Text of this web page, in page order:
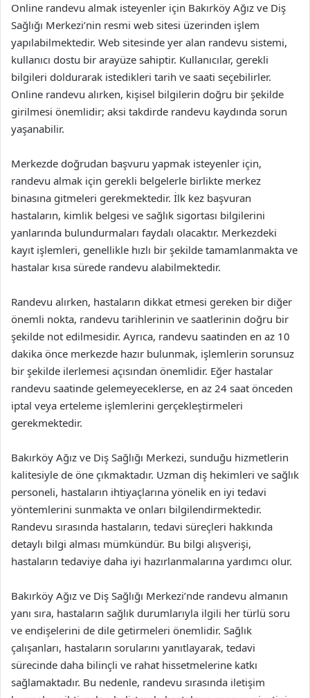
Online randevu almak isteyenler için Bakırköy Ağız ve Diş
Sağlığı Merkezi’nin resmi web sitesi üzerinden işlem
yapılabilmektedir. Web sitesinde yer alan randevu sistemi,
kullanıcı dostu bir arayüze sahiptir. Kullanıcılar, gerekli
bilgileri doldurarak istedikleri tarih ve saati seçebilirler.
Online randevu alırken, kişisel bilgilerin doğru bir şekilde
girilmesi önemlidir; aksi takdirde randevu kaydında sorun
yaşanabilir.
Merkezde doğrudan başvuru yapmak isteyenler için,
randevu almak için gerekli belgelerle birlikte merkez
binasına gitmeleri gerekmektedir. İlk kez başvuran
hastaların, kimlik belgesi ve sağlık sigortası bilgilerini
yanlarında bulundurmaları faydalı olacaktır. Merkezdeki
kayıt işlemleri, genellikle hızlı bir şekilde tamamlanmakta ve
hastalar kısa sürede randevu alabilmektedir.
Randevu alırken, hastaların dikkat etmesi gereken bir diğer
önemli nokta, randevu tarihlerinin ve saatlerinin doğru bir
şekilde not edilmesidir. Ayrıca, randevu saatinden en az 10
dakika önce merkezde hazır bulunmak, işlemlerin sorunsuz
bir şekilde ilerlemesi açısından önemlidir. Eğer hastalar
randevu saatinde gelemeyeceklerse, en az 24 saat önceden
iptal veya erteleme işlemlerini gerçekleştirmeleri
gerekmektedir.
Bakırköy Ağız ve Diş Sağlığı Merkezi, sunduğu hizmetlerin
kalitesiyle de öne çıkmaktadır. Uzman diş hekimleri ve sağlık
personeli, hastaların ihtiyaçlarına yönelik en iyi tedavi
yöntemlerini sunmakta ve onları bilgilendirmektedir.
Randevu sırasında hastaların, tedavi süreçleri hakkında
detaylı bilgi alması mümkündür. Bu bilgi alışverişi,
hastaların tedaviye daha iyi hazırlanmalarına yardımcı olur.
Bakırköy Ağız ve Diş Sağlığı Merkezi’nde randevu almanın
yanı sıra, hastaların sağlık durumlarıyla ilgili her türlü soru
ve endişelerini de dile getirmeleri önemlidir. Sağlık
çalışanları, hastaların sorularını yanıtlayarak, tedavi
sürecinde daha bilinçli ve rahat hissetmelerine katkı
sağlamaktadır. Bu nedenle, randevu sırasında iletişim